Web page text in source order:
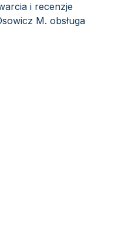
i recenzje
M. obsługa